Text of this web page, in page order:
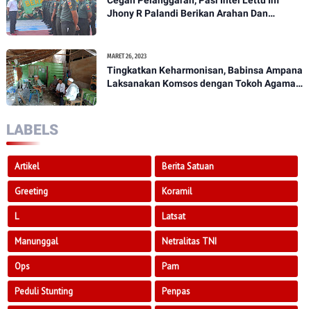
Jhony R Palandi Berikan Arahan Dan
MARET 26, 2023
Tingkatkan Keharmonisan, Babinsa Ampana
Laksanakan Komsos dengan Tokoh Agama
LABELS
Artikel Berita Satuan
Greeting Koramil
L Latsat
Manunggal Netralitas TNI
Ops Pam
Peduli Stunting Penpas